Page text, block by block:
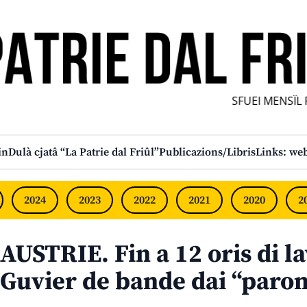
SFUEI MENSÎL
Dulà cjatâ “La Patrie dal Friûl”Publicazions/LibrisLinks:
2024 2023 2022 2021 2020
AUSTRIE. Fin a 12 oris di
Guvier de bande dai